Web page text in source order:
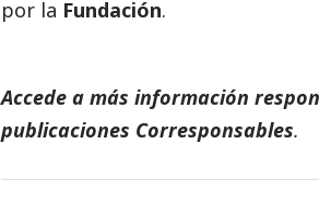
por la Fundación.
Accede a más información
publicaciones Corresponsables.